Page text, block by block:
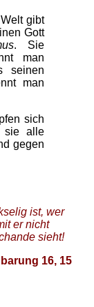
gibt
Gott
. Sie
man
seinen
man
sich
sie alle
gegen
ist, wer
er nicht
sieht!
16, 15